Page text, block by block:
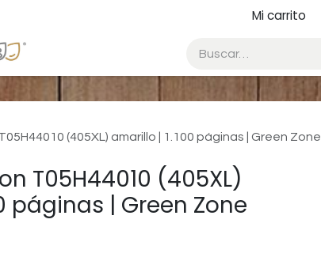
Mi carrito
(405XL) amarillo | 1.100 páginas | Green Zone
T05H44010 (405XL)
páginas | Green Zone